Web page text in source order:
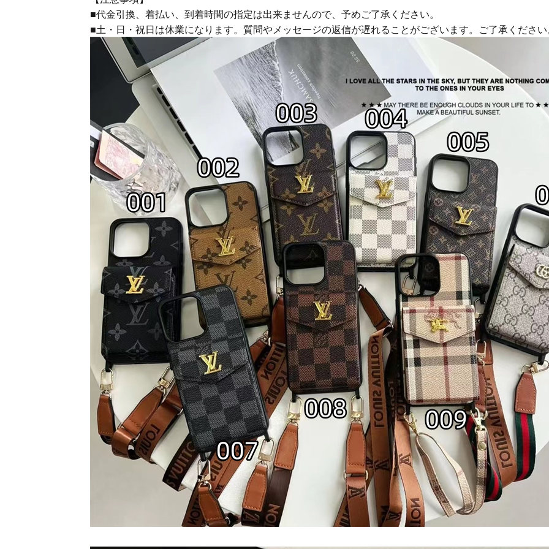
■代金引換、着払い、到着時間の指定は出来ませんので、予めご了承ください。
■土・日・祝日は休業になります。質問やメッセージの返信が遅れることがございます。ご了承くださ